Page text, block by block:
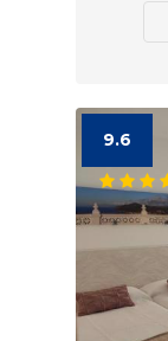
9.6